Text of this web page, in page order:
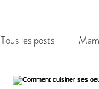
Tous les posts